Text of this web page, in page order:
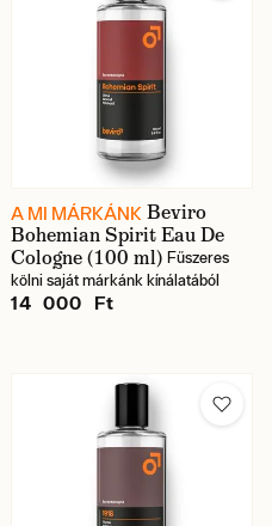
A MI MÁRKÁNK Beviro
Bohemian Spirit Eau De
Cologne (100 ml) Fűszeres
kölni saját márkánk kínálatából
14 000 Ft